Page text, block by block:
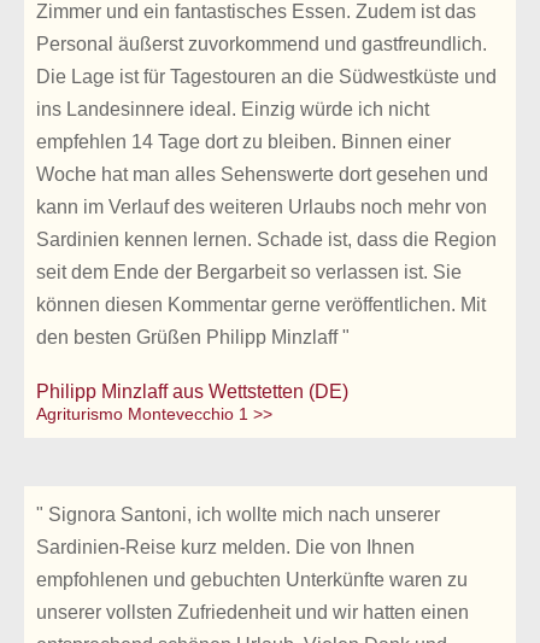
Zimmer und ein fantastisches Essen. Zudem ist das
Personal äußerst zuvorkommend und gastfreundlich.
Die Lage ist für Tagestouren an die Südwestküste und
ins Landesinnere ideal. Einzig würde ich nicht
empfehlen 14 Tage dort zu bleiben. Binnen einer
Woche hat man alles Sehenswerte dort gesehen und
kann im Verlauf des weiteren Urlaubs noch mehr von
Sardinien kennen lernen. Schade ist, dass die Region
seit dem Ende der Bergarbeit so verlassen ist. Sie
können diesen Kommentar gerne veröffentlichen. Mit
den besten Grüßen Philipp Minzlaff "
Philipp Minzlaff aus Wettstetten (DE)
Agriturismo Montevecchio 1 >>
" Signora Santoni, ich wollte mich nach unserer
Sardinien-Reise kurz melden. Die von Ihnen
empfohlenen und gebuchten Unterkünfte waren zu
unserer vollsten Zufriedenheit und wir hatten einen